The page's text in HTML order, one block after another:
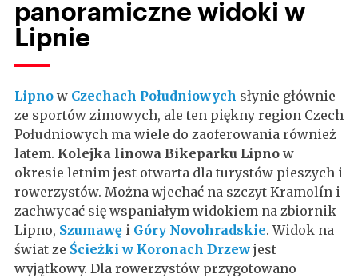
panoramiczne widoki w
Lipnie
Lipno w Czechach Południowych słynie głównie
ze sportów zimowych, ale ten piękny region Czech
Południowych ma wiele do zaoferowania również
latem. Kolejka linowa Bikeparku Lipno w
okresie letnim jest otwarta dla turystów pieszych i
rowerzystów. Można wjechać na szczyt Kramolín i
zachwycać się wspaniałym widokiem na zbiornik
Lipno, Szumawę i Góry Novohradskie. Widok na
świat ze Ścieżki w Koronach Drzew jest
wyjątkowy. Dla rowerzystów przygotowano